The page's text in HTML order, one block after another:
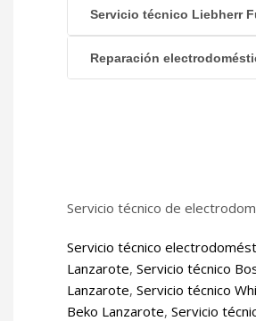
Servicio técnico Liebherr
Reparación
Servicio técnico de
Servicio técnico
Lanzarote, Servicio técnico
Lanzarote, Servicio técnico
Beko Lanzarote, Servicio